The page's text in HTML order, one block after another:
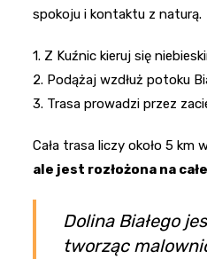
spokoju i kontaktu z naturą.
1. Z Kuźnic kieruj się
2. Podążaj wzdłuż potoku
3. Trasa prowadzi przez
Cała trasa liczy około 5 km
ale jest rozłożona na
Dolina Białego
tworząc